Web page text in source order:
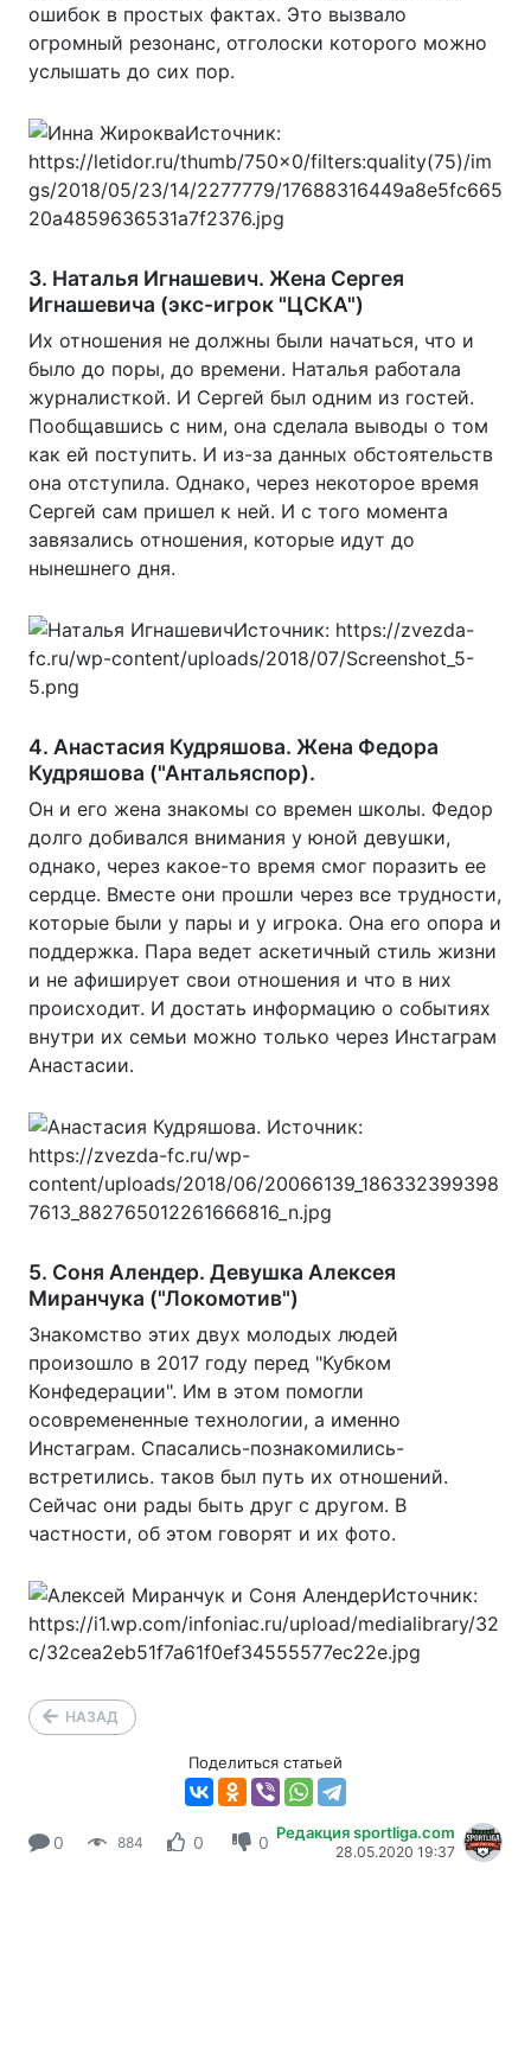
ошибок в простых фактах. Это вызвало
огромный резонанс, отголоски которого можно
услышать до сих пор.
3. Наталья Игнашевич. Жена Сергея
Игнашевича (экс-игрок "ЦСКА")
Их отношения не должны были начаться, что и
было до поры, до времени. Наталья работала
журналисткой. И Сергей был одним из гостей.
Пообщавшись с ним, она сделала выводы о том
как ей поступить. И из-за данных обстоятельств
она отступила. Однако, через некоторое время
Сергей сам пришел к ней. И с того момента
завязались отношения, которые идут до
нынешнего дня.
4. Анастасия Кудряшова. Жена Федора
Кудряшова ("Антальяспор).
Он и его жена знакомы со времен школы. Федор
долго добивался внимания у юной девушки,
однако, через какое-то время смог поразить ее
сердце. Вместе они прошли через все трудности,
которые были у пары и у игрока. Она его опора и
поддержка. Пара ведет аскетичный стиль жизни
и не афиширует свои отношения и что в них
происходит. И достать информацию о событиях
внутри их семьи можно только через Инстаграм
Анастасии.
5. Соня Алендер. Девушка Алексея
Миранчука ("Локомотив")
Знакомство этих двух молодых людей
произошло в 2017 году перед "Кубком
Конфедерации". Им в этом помогли
осовремененные технологии, а именно
Инстаграм. Спасались-познакомились-
встретились. таков был путь их отношений.
Сейчас они рады быть друг с другом. В
частности, об этом говорят и их фото.
НАЗАД
Поделиться статьей
0 884 0 0 Редакция sportliga.com
28.05.2020 19:37